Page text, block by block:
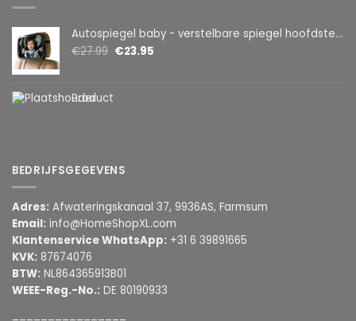
Autospiegel baby - verstelbare spiegel hoofdsteun achterbank - veiligheidsspiegel - baby en kids - 19 x 30cm - 360 graden draaibaar - zwart
€27.99 €23.95
Product
BEDRIJFSGEGEVENS
Adres: Afwateringskanaal 37, 9936AS, Farmsum
Email: info@HomeShopXL.com
Klantenservice WhatsApp: +31 6 39891665
KVK: 87674076
BTW: NL864365913B01
WEEE-Reg.-No.: DE 80190933